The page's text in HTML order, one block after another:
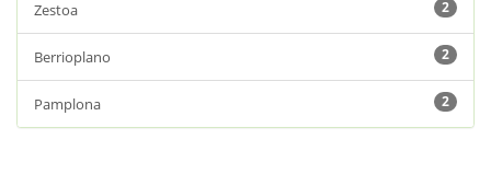
Zestoa 2
Berrioplano 2
Pamplona 2